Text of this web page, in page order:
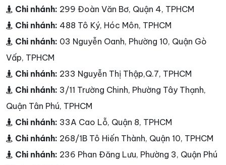
Chi nhánh: 299 Đoàn Văn Bơ, Quận 4, TPHCM
Chi nhánh: 488 Tô Ký, Hóc Môn, TPHCM
Chi nhánh: 03 Nguyễn Oanh, Phường 10, Quận Gò
Vấp, TPHCM
Chi nhánh: 233 Nguyễn Thị Thập,Q.7, TPHCM
Chi nhánh: 3/11 Trường Chinh, Phường Tây Thạnh,
Quận Tân Phú, TPHCM
Chi nhánh: 33A Cao Lỗ, Quận 8, TPHCM
Chi nhánh: 268/1B Tô Hiến Thành, Quận 10, TPHCM
Chi nhánh: 236 Phan Đăng Lưu, Phường 3, Quận Phú